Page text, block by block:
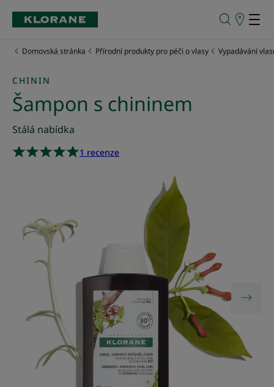
Prodejní
Domovská stránka
Přírodní produkty pro péči o vlasy Vypadávání
CHININ
Šampon s chininem
Stálá nabídka
1 recenze